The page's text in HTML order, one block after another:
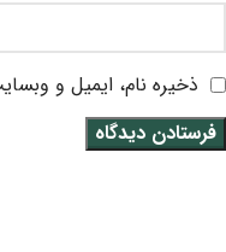
ذخیره نام، ایمیل و